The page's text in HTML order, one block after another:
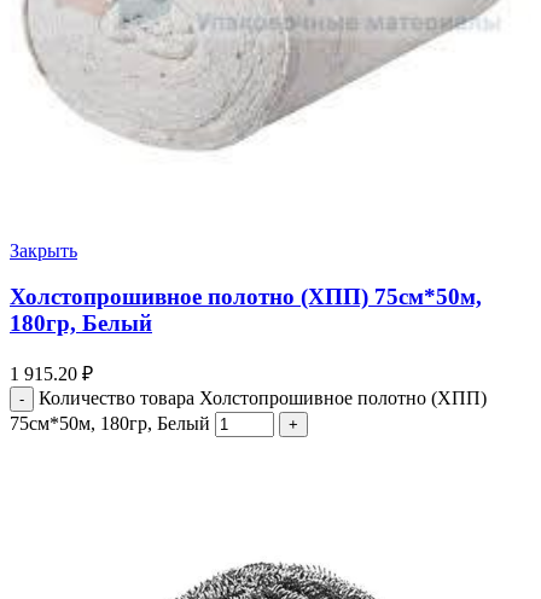
Закрыть
Холстопрошивное полотно (ХПП) 75см*50м,
180гр, Белый
1 915.20 ₽
Количество товара Холстопрошивное полотно (ХПП)
75см*50м, 180гр, Белый